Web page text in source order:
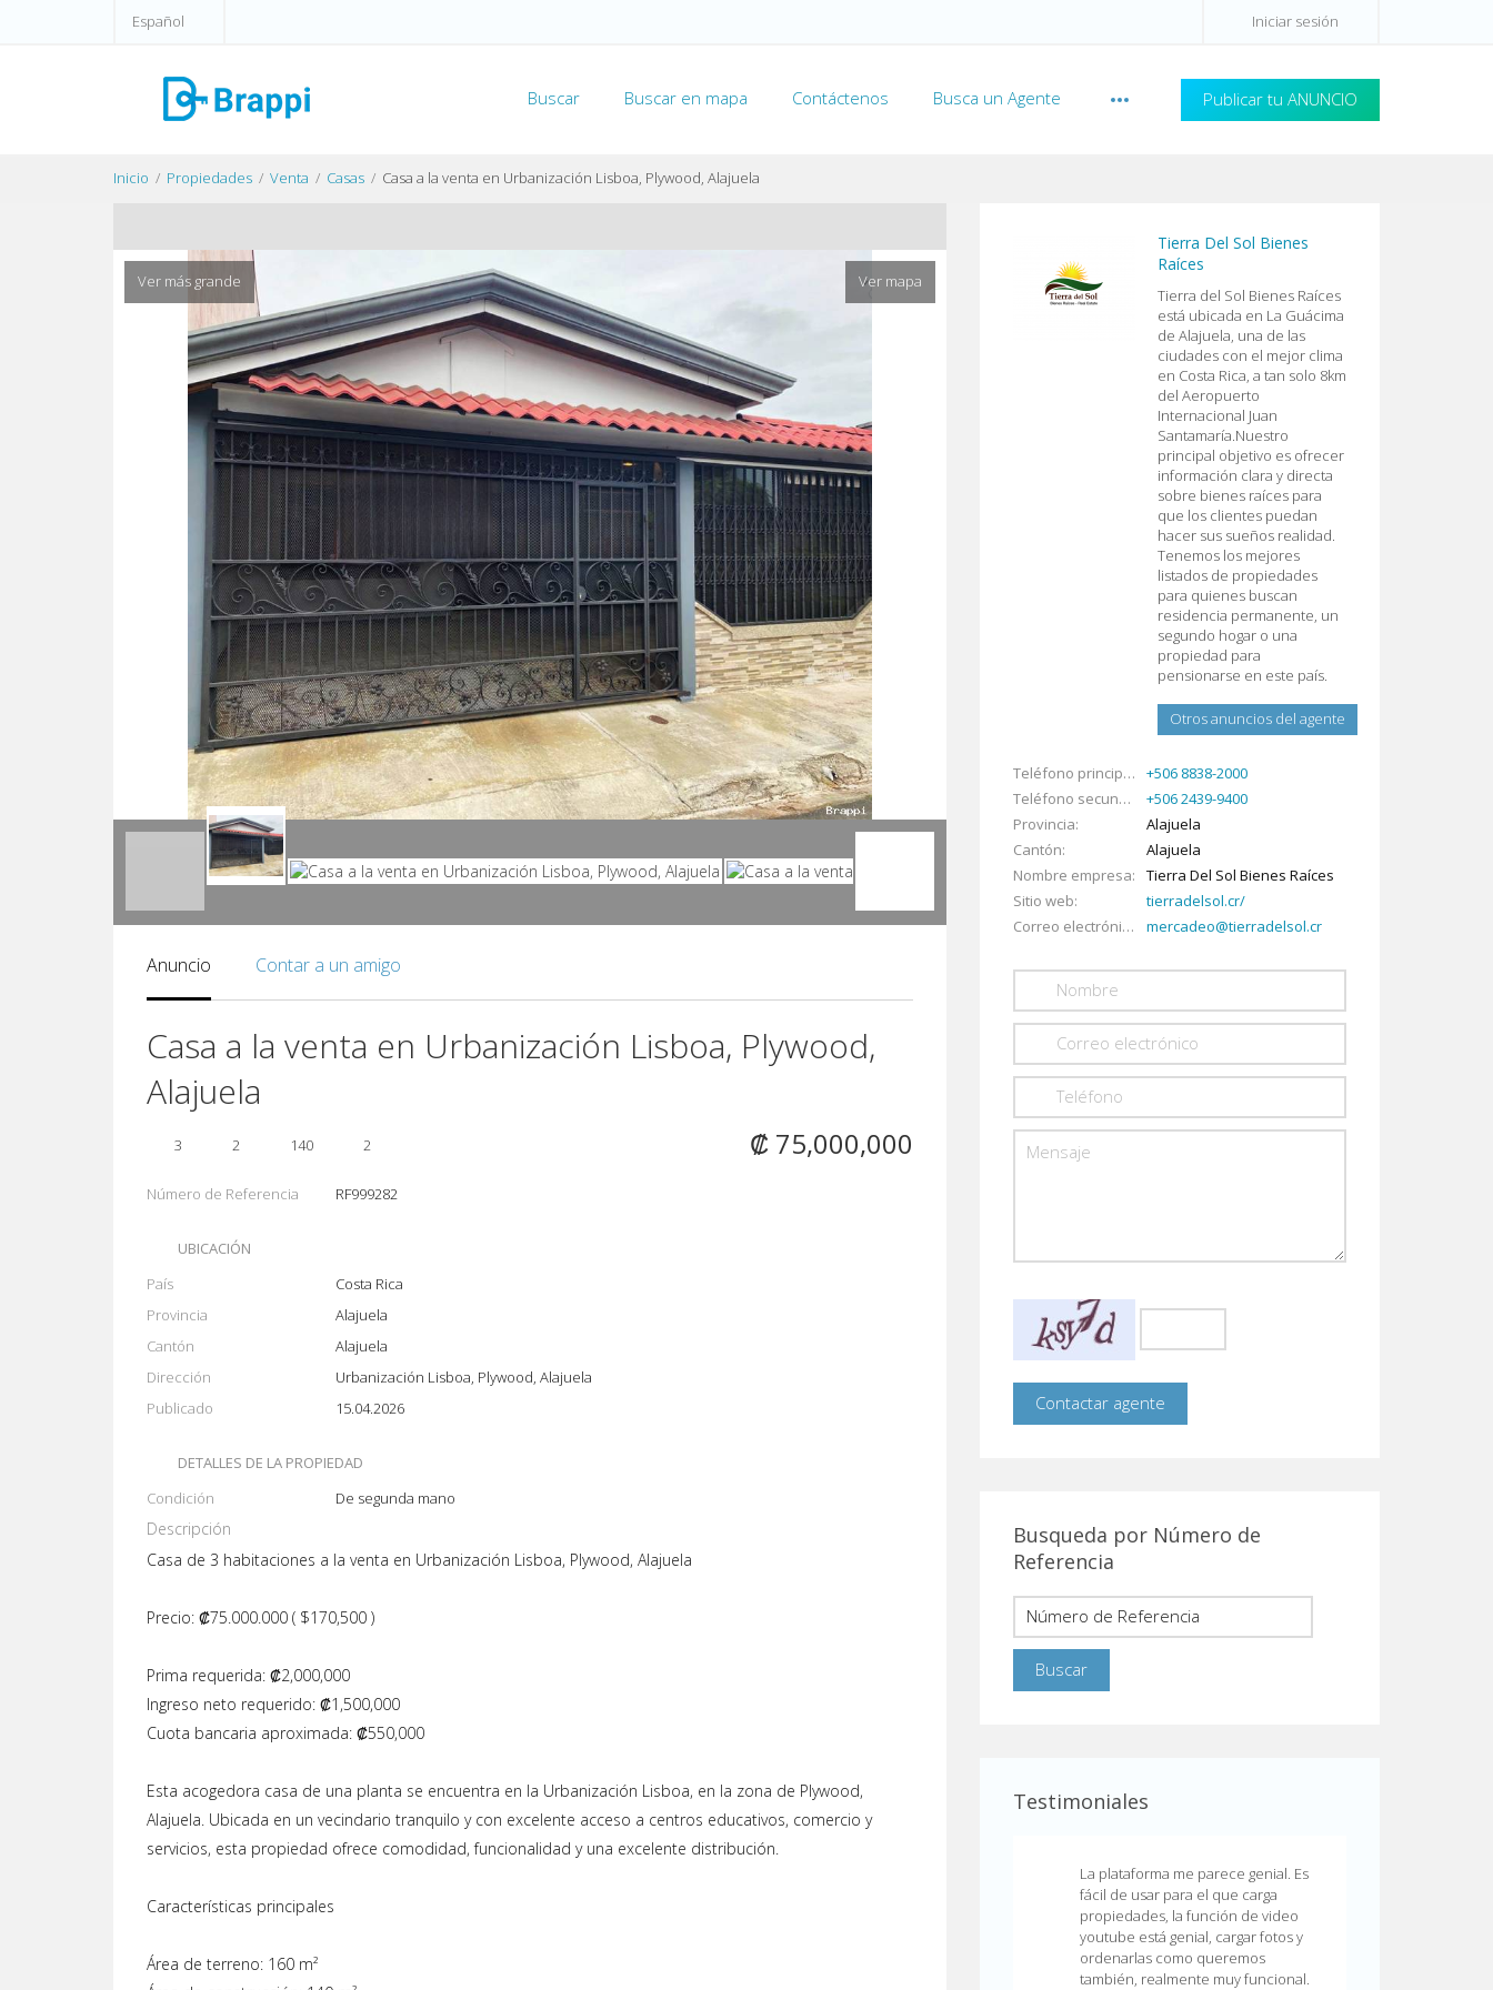
Español Iniciar sesión
Publicar tu ANUNCIO
Buscar Buscar en mapa Contáctenos Busca un Agente
Inicio Propiedades Venta Casas Casa a la venta en Urbanización Lisboa, Plywood, Alajuela
Tierra Del Sol Bienes
Raíces
Tierra del Sol Bienes Raíces
está ubicada en La Guácima
de Alajuela, una de las
ciudades con el mejor clima
en Costa Rica, a tan solo 8km
del Aeropuerto
Internacional Juan
Santamaría.Nuestro
principal objetivo es ofrecer
información clara y directa
sobre bienes raíces para
que los clientes puedan
hacer sus sueños realidad.
Tenemos los mejores
listados de propiedades
para quienes buscan
residencia permanente, un
segundo hogar o una
propiedad para
pensionarse en este país.
Otros anuncios del agente
Teléfono principal
+506 8838-2000
Teléfono secundario
+506 2439-9400
Provincia
Alajuela
Cantón
Alajuela
Nombre empresa
Tierra Del Sol Bienes Raíces
Sitio web
tierradelsol.cr/
Correo electrónico
mercadeo@tierradelsol.cr
Busqueda por Número de
Referencia
Testimoniales
La plataforma me parece genial. Es
fácil de usar para el que carga
propiedades, la función de video
youtube está genial, cargar fotos y
ordenarlas como queremos
también, realmente muy funcional.
Ver más grande Ver mapa
Anuncio Contar a un amigo
Casa a la venta en Urbanización Lisboa, Plywood,
Alajuela
₡ 75,000,000
3 2 140 2
Número de Referencia RF999282
UBICACIÓN
País
Costa Rica
Provincia
Alajuela
Cantón
Alajuela
Dirección
Urbanización Lisboa, Plywood, Alajuela
Publicado
15.04.2026
DETALLES DE LA PROPIEDAD
Condición
De segunda mano
Descripción
Casa de 3 habitaciones a la venta en Urbanización Lisboa, Plywood, Alajuela
Precio: ₡75.000.000 ( $170,500 )
Prima requerida: ₡2,000,000
Ingreso neto requerido: ₡1,500,000
Cuota bancaria aproximada: ₡550,000
Esta acogedora casa de una planta se encuentra en la Urbanización Lisboa, en la zona de Plywood,
Alajuela. Ubicada en un vecindario tranquilo y con excelente acceso a centros educativos, comercio y
servicios, esta propiedad ofrece comodidad, funcionalidad y una excelente distribución.
Características principales
Área de terreno: 160 m²